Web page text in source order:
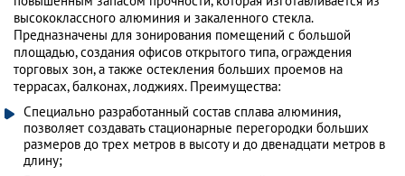
высококлассного алюминия и закаленного стекла.
Предназначены для зонирования помещений с большой
площадью, создания офисов открытого типа, ограждения
торговых зон, а также остекления больших проемов на
террасах, балконах, лоджиях. Преимущества:
Специально разработанный состав сплава алюминия,
позволяет создавать стационарные перегородки больших
размеров до трех метров в высоту и до двенадцати метров в
длину;